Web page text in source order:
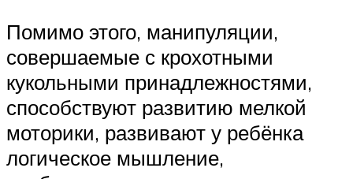
Помимо этого, манипуляции,
совершаемые с крохотными
кукольными принадлежностями,
способствуют развитию мелкой
моторики, развивают у ребёнка
логическое мышление,